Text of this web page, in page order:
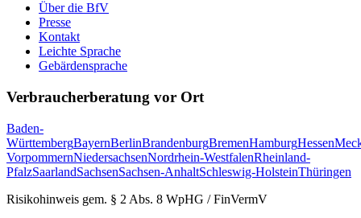
Über die BfV
Presse
Kontakt
Leichte Sprache
Gebärdensprache
Verbraucherberatung vor Ort
Baden-
WürttembergBayernBerlinBrandenburgBremenHamburgHessen
VorpommernNiedersachsenNordrhein-WestfalenRheinland-
PfalzSaarlandSachsenSachsen-AnhaltSchleswig-HolsteinThüringen
Risikohinweis gem. § 2 Abs. 8 WpHG / FinVermV